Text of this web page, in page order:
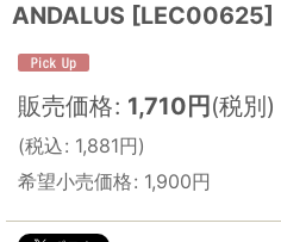
ANDALUS [LEC00625]
販売価格: 1,710 円 (税別)
(税込: 1,881円)
希望小売価格: 1,900円